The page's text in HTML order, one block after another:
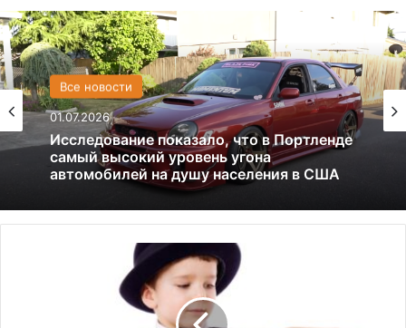
Все новости
01.07.2026
Исследование показало, что в Портленде
самый высокий уровень угона
автомобилей на душу населения в США
США
13.06.2025
Америка имеет огромный избыток сыра